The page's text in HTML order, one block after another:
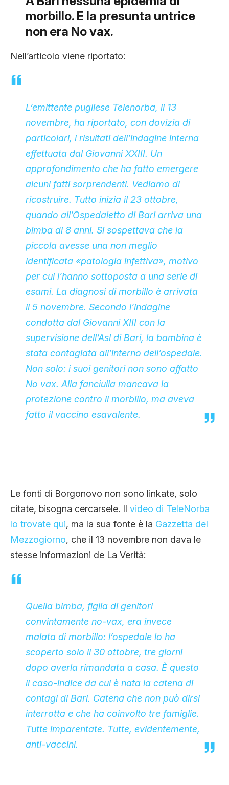
CLIMA ED ENERGIA
CONTATTI
CHI SIAMO
morbillo. E la presunta untrice
non era No vax.
Nell’articolo viene riportato:
L’emittente pugliese Telenorba, il 13
novembre, ha riportato, con dovizia di
particolari, i risultati dell’indagine interna
effettuata dal Giovanni XXIII. Un
approfondimento che ha fatto emergere
alcuni fatti sorprendenti. Vediamo di
ricostruire. Tutto inizia il 23 ottobre,
quando all’Ospedaletto di Bari arriva una
bimba di 8 anni. Si sospettava che la
piccola avesse una non meglio
identificata «patologia infettiva», motivo
per cui l’hanno sottoposta a una serie di
esami. La diagnosi di morbillo è arrivata
il 5 novembre. Secondo l’indagine
condotta dal Giovanni XIII con la
supervisione dell’Asl di Bari, la bambina è
stata contagiata all’interno dell’ospedale.
Non solo: i suoi genitori non sono affatto
No vax. Alla fanciulla mancava la
protezione contro il morbillo, ma aveva
fatto il vaccino esavalente.
Le fonti di Borgonovo non sono linkate, solo
citate, bisogna cercarsele. Il video di TeleNorba
lo trovate qui, ma la sua fonte è la Gazzetta del
Mezzogiorno, che il 13 novembre non dava le
stesse informazioni de La Verità:
Quella bimba, figlia di genitori
convintamente no-vax, era invece
malata di morbillo: l’ospedale lo ha
scoperto solo il 30 ottobre, tre giorni
dopo averla rimandata a casa. È questo
il caso-indice da cui è nata la catena di
contagi di Bari. Catena che non può dirsi
interrotta e che ha coinvolto tre famiglie.
Tutte imparentate. Tutte, evidentemente,
anti-vaccini.